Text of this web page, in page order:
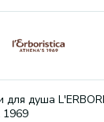
душа
1969